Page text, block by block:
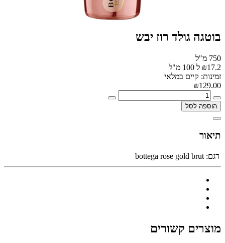
בוטגה גולד רוז יבש
750 מ"ל
₪17.2 ל 100 מ"ל
זמינות: קיים במלאי
₪129.00
הוספה לסל
תיאור
דגם: bottega rose gold brut
מוצרים קשורים